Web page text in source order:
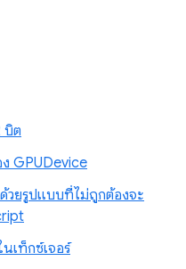
บิต
GPUDevice
วยรูปแบบที่ไม่ถูกต้องจะ
นเท็กซ์เจอร์